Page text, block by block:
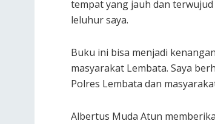
tempat yang jauh dan
leluhur saya.
Buku ini bisa menjadi
masyarakat Lembata. Saya
Polres Lembata dan
Albertus Muda Atun